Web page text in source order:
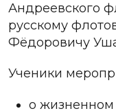
Андреевского
русскому
Фёдоровичу
Ученики
о жизненном